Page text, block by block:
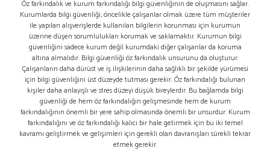
Öz farkındalık ve kurum farkındalığı bilgi güvenliğinin de oluşmasını sağlar.
Kurumlarda bilgi güvenliği, öncelikle çalışanlar olmak üzere tüm müşteriler
ile yapılan alışverişlerde kullanılan bilgilerin korunması için kurumun
üzerine düşen sorumlulukları korumak ve saklamaktır. Kurumun bilgi
güvenliğini sadece kurum değil kurumdaki diğer çalışanlar da koruma
altına almalıdır. Bilgi güvenliği öz farkındalık unsurunu da oluşturur.
Çalışanların daha dürüst ve iş ilişkilerinin daha sağlıklı bir şekilde yürümesi
için bilgi güvenliğini üst düzeyde tutması gerekir. Öz farkındalığı bulunan
kişiler daha anlayışlı ve stres düzeyi düşük bireylerdir. Bu bağlamda bilgi
güvenliği de hem öz farkındalığın gelişmesinde hem de kurum
farkındalığının önemli bir yere sahip olmasında önemli bir unsurdur. Kurum
farkındalığını ve öz farkındalığı kalıcı bir hale getirmek için bu iki temel
kavramı geliştirmek ve gelişimleri için gerekli olan davranışları sürekli tekrar
etmek gerekir.